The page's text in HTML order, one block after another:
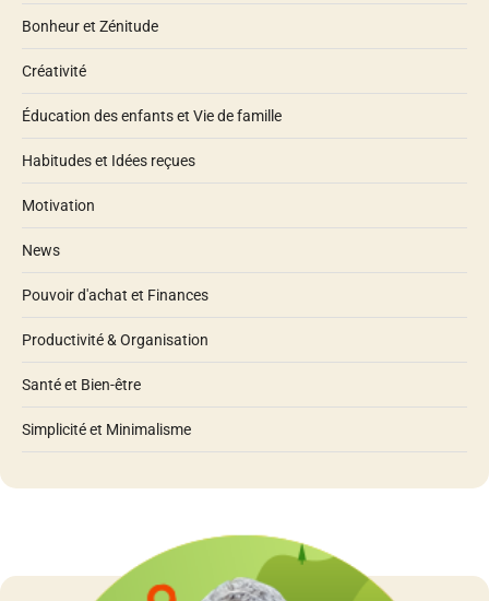
Bonheur et Zénitude
Créativité
Éducation des enfants et Vie de famille
Habitudes et Idées reçues
Motivation
News
Pouvoir d'achat et Finances
Productivité & Organisation
Santé et Bien-être
Simplicité et Minimalisme